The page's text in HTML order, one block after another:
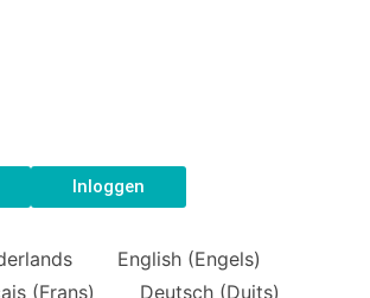
Inloggen
English(Engels)
(Frans) Deutsch(Duits)